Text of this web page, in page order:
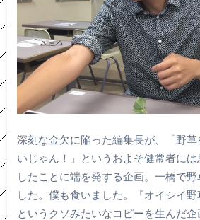
深刻な金欠に陥った編集長が、「野
いじゃん！」というおよそ健常者に
したことに端を発する企画。一橋で
した。僕も食いました。『オイシイ野
というクソみたいなコピーを生んだ企